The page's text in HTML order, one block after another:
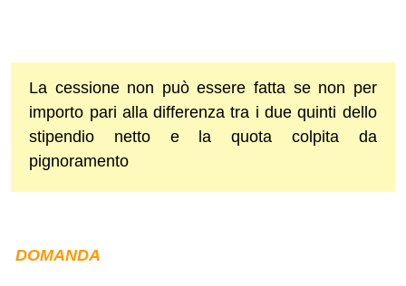
La cessione non può essere fatta se non per
importo pari alla differenza tra i due quinti dello
stipendio netto e la quota colpita da
pignoramento
DOMANDA